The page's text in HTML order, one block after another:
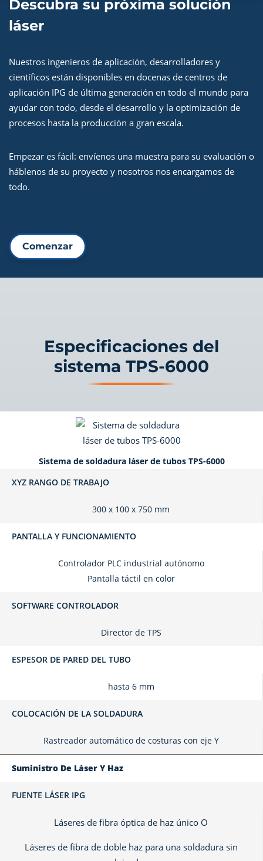
Descubra su próxima solución
láser
Nuestros ingenieros de aplicación, desarrolladores y
científicos están disponibles en docenas de centros de
aplicación IPG de última generación en todo el mundo para
ayudar con todo, desde el desarrollo y la optimización de
procesos hasta la producción a gran escala.
Empezar es fácil: envíenos una muestra para su evaluación o
háblenos de su proyecto y nosotros nos encargamos de
todo.
Comenzar
Especificaciones del
sistema TPS-6000
Sistema de soldadura láser de tubos TPS-6000
XYZ RANGO DE TRABAJO
300 x 100 x 750 mm
PANTALLA Y FUNCIONAMIENTO
Controlador PLC industrial autónomo
Pantalla táctil en color
SOFTWARE CONTROLADOR
Director de TPS
ESPESOR DE PARED DEL TUBO
hasta 6 mm
COLOCACIÓN DE LA SOLDADURA
Rastreador automático de costuras con eje Y
Suministro De Láser Y Haz
FUENTE LÁSER IPG
Láseres de fibra óptica de haz único O
Láseres de fibra de doble haz para una soldadura sin